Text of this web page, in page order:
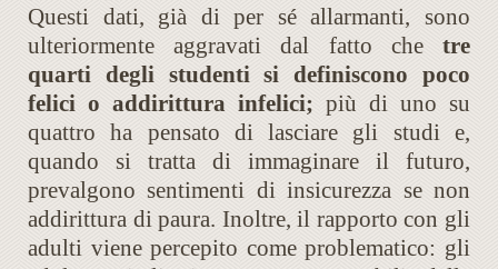
Questi dati, già di per sé allarmanti, sono
ulteriormente aggravati dal fatto che tre
quarti degli studenti si definiscono poco
felici o addirittura infelici; più di uno su
quattro ha pensato di lasciare gli studi e,
quando si tratta di immaginare il futuro,
prevalgono sentimenti di insicurezza se non
addirittura di paura. Inoltre, il rapporto con gli
adulti viene percepito come problematico: gli